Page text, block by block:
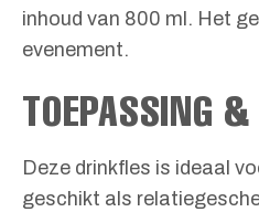
inhoud van 800 ml. Het
evenement.
TOEPASSING &
Deze drinkfles is ideaal
geschikt als